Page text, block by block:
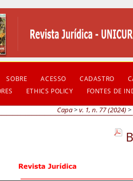
SOBRE ACESSO CADASTRO
ETHICS POLICY FONTES DE
Capa>v. 1, n. 77 (2024)>